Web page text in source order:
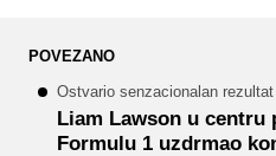
POVEZANO
Ostvario senzacionalan
Liam Lawson u centru
Formulu 1 uzdrmao